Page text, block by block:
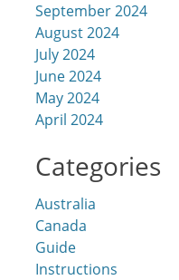
September 2024
August 2024
July 2024
June 2024
May 2024
April 2024
Categories
Australia
Canada
Guide
Instructions